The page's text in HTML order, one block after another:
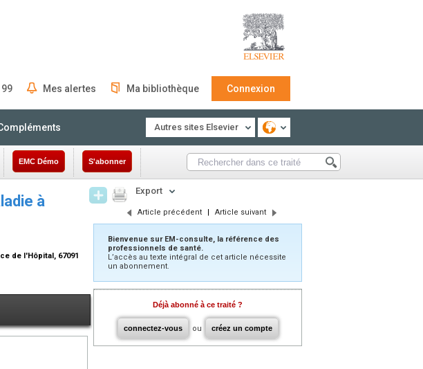
Mes alertes Ma bibliothèque Connexion
Autres sites Elsevier
EMC Démo S'abonner
à
de l'Hôpital, 67091
Export
Article précédent | Article suivant
Bienvenue sur EM-consulte, la référence des
professionnels de santé.
L’accès au texte intégral de cet article nécessite
un abonnement.
Déjà abonné à ce traité ?
connectez-vous ou créez un compte